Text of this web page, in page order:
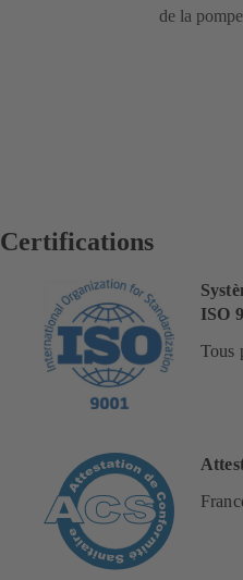
de la
Certifications
ISO
Tous